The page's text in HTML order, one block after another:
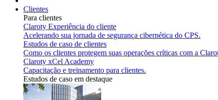
Clientes
Para clientes
Claroty Experiência do cliente
Acelerando sua jornada de segurança cibernética do CPS.
Estudos de caso de clientes
Como os clientes protegem suas operações críticas com a
Claroty xCel Academy
Capacitação e treinamento para clientes.
Estudos de caso em destaque